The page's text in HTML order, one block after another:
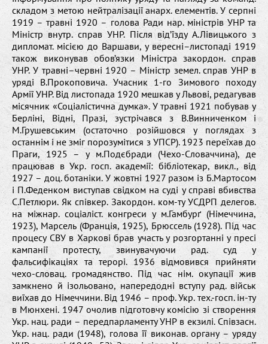
складом з метою нейтралізації анарх. елементів. У серпні
1919 – травні 1920 – голова Ради нар. міністрів УНР та
Міністр внутр. справ УНР. Після від’їзду А.Лівицького з
дипломат. місією до Варшави, у вересні–листопаді 1919
також виконував обов’язки Міністра закордон. справ
УНР. У травні–червні 1920 – Міністр земел. справ УНР в
уряді В.Прокоповича. Учасник 1-го Зимового походу
Армії УНР. Від листопада 1920 мешкав у Львові, редагував
місячник «Соціалістична думка». У травні 1921 побував у
Берліні, Відні, Празі, зустрічався з В.Винниченком і
М.Грушевським (остаточно розійшовся у поглядах з
останнім і не зміг порозумітися з УПСР). 1923 переїхав до
Праги, 1925 – у м.Подєбради (Чехо-Словаччина), де
працював в Укр. госп. академії: бібліотекар, викл., від
1927 – доц. ботаніки. У жовтні 1927 разом із Б.Мартосом
і П.Феденком виступав свідком на суді у справі вбивства
С.Петлюри. Як співкер. Закордон. ком-ту УСДРП делегов.
на міжнар. соціаліст. конгреси у м.Гамбурґ (Німеччина,
1923), Марсель (Франція, 1925), Брюссель (1928). Під час
процесу СВУ в Харкові брав участь у розгортанні у пресі
кампанії протесту, звинувачуючи рад. суд у
фальсифікаціях та терорі. 1936 відмовився прийняти
чехо-словац. громадянство. Під час нім. окупації жив
замкнено й ізольовано, напередодні вступу рад. військ
виїхав до Німеччини. Від 1946 – проф. Укр. тех.-госп. ін-ту
в Мюнхені. 1947 очолив підготовчу комісію зі створення
Укр. нац. ради – передпарламенту УНР в екзилі. Співзасн.
Укр. нац. ради (1948), голова її виконав. органу – уряду